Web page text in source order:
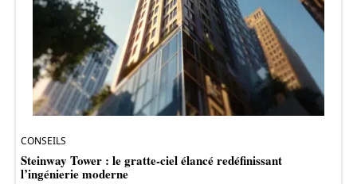
CONSEILS
Steinway Tower : le gratte-ciel élancé redéfinissant
l’ingénierie moderne